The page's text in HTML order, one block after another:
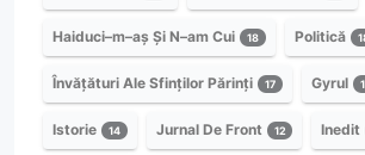
Haiduci–m–aș Și N–am Cui 18 Politică
Învățături Ale Sfinților Părinți 17 Gyrul
Istorie 14 Jurnal De Front 12 Inedit